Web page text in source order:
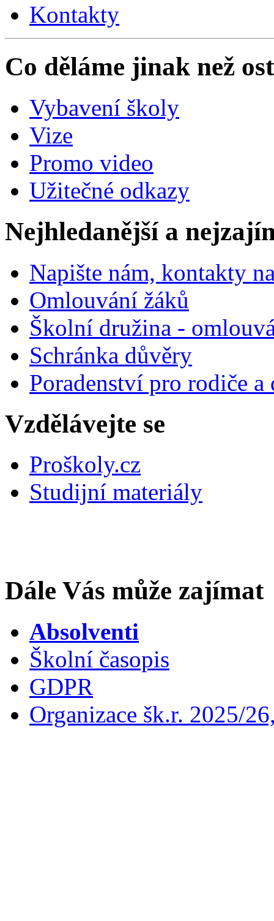
Kontakty
Co děláme jinak než
Vybavení školy
Vize
Promo video
Užitečné odkazy
Nejhledanější a
Napište nám, kontakty
Omlouvání žáků
Školní družina -
Schránka důvěry
Poradenství pro rodiče
Vzdělávejte se
Proškoly.cz
Studijní materiály
Dále Vás může zajímat
Absolventi
Školní časopis
GDPR
Organizace šk.r. 2025/